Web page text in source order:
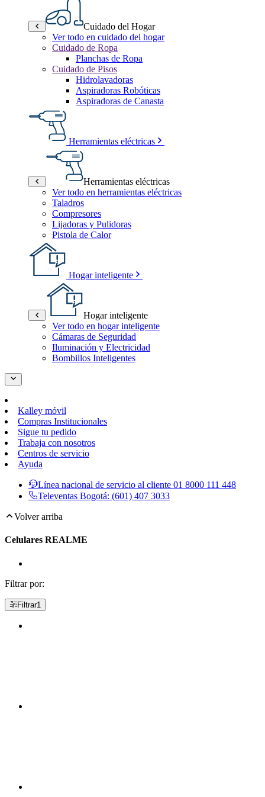
Cuidado del Hogar
Ver todo en cuidado del hogar
Cuidado de Ropa
Planchas de Ropa
Cuidado de Pisos
Hidrolavadoras
Aspiradoras Robóticas
Aspiradoras de Canasta
Herramientas eléctricas
Herramientas eléctricas
Ver todo en herramientas eléctricas
Taladros
Compresores
Lijadoras y Pulidoras
Pistola de Calor
Hogar inteligente
Hogar inteligente
Ver todo en hogar inteligente
Cámaras de Seguridad
Iluminación y Electricidad
Bombillos Inteligentes
Kalley móvil
Compras Institucionales
Sigue tu pedido
Trabaja con nosotros
Centros de servicio
Ayuda
Línea nacional de servicio al cliente 01 8000 111 448
Televentas Bogotá: (601) 407 3033
Volver arriba
Celulares REALME
Filtrar por:
Filtrar1